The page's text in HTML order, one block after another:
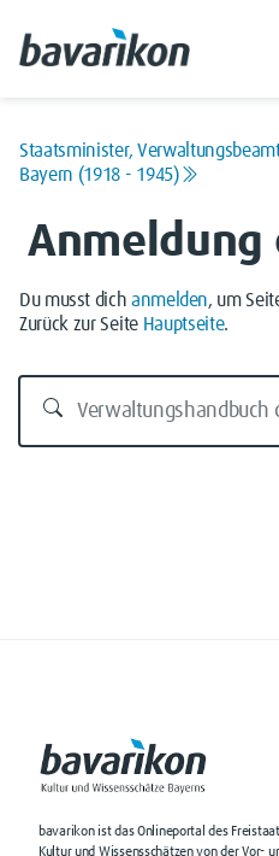
Staatsminister,
Bayern (1918 - 1945)
Anmeldung
Du musst dich anmelden, um
Zurück zur Seite Hauptseite.
bavarikon ist das Onlineportal des
Kultur und Wissensschätzen von der Vor-